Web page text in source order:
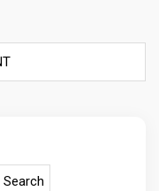
Search